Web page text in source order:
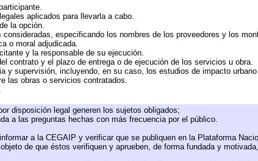
aplicados para llevarla a cabo.
la opción.
especificando los nombres de los proveedores y los
o moral adjudicada.
y la responsable de su ejecución.
contrato y el plazo de entrega o de ejecución de los servicios u obra.
y supervisión, incluyendo, en su caso, los estudios de impacto
las obras o servicios contratados.
disposición legal generen los sujetos obligados;
a las preguntas hechas con más frecuencia por el público.
a la CEGAIP y verificar que se publiquen en la Plataforma
de que éstos verifiquen y aprueben, de forma fundada y